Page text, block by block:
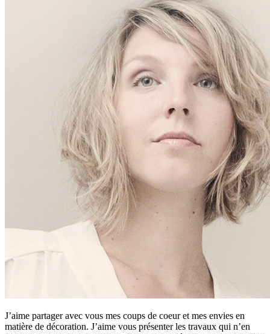
J’aime partager avec vous mes coups de coeur et mes envies en
matière de décoration. J’aime vous présenter les travaux qui n’en